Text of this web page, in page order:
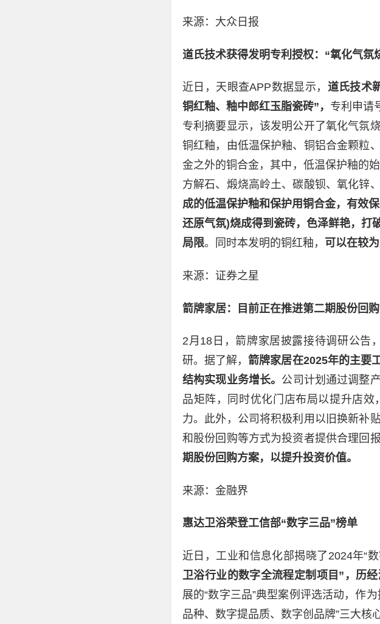
来源：大众日报
道氏技术获得发明专利授权：“氧化气氛
近日，天眼查APP数据显示， 道氏技术
铜红釉、釉中郎红玉脂瓷砖”， 专利申请
专利摘要显示，该发明公开了氧化气氛
铜红釉，由低温保护釉、铜铝合金颗粒
金之外的铜合金，其中，低温保护釉的
方解石、煅烧高岭土、碳酸钡、氧化锌
成的低温保护釉和保护用铜合金，有效
还原气氛)烧成得到瓷砖，色泽鲜艳，打
局限。同时本发明的铜红釉， 可以在较
来源：证券之星
箭牌家居：目前正在推进第二期股份回
2月18日，箭牌家居披露接待调研公告
研。据了解，箭牌家居在2025年的主要
结构实现业务增长。 公司计划通过调整
品矩阵，同时优化门店布局以提升店
力。此外，公司将积极利用以旧换新补
和股份回购等方式为投资者提供合理回
期股份回购方案，以提升投资价值。
来源：金融界
惠达卫浴荣登工信部“数字三品”榜单
近日，工业和信息化部揭晓了2024年“
卫浴行业的数字全流程定制项目”，历
展的“数字三品”典型案例评选活动，作
品种、数字提品质、数字创品牌”三大核